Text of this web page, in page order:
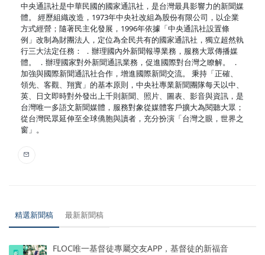
中央通訊社是中華民國的國家通訊社，是台灣最具影響力的新聞媒
體。 經歷組織改造，1973年中央社改組為股份有限公司，以企業
方式經營；隨著民主化發展，1996年依據「中央通訊社設置條
例」改制為財團法人，定位為全民共有的國家通訊社，獨立超然執
行三大法定任務： ．辦理國內外新聞報導業務，服務大眾傳播媒
體。 ．辦理國家對外新聞通訊業務，促進國際對台灣之瞭解。 ．
加強與國際新聞通訊社合作，增進國際新聞交流。 秉持「正確、
領先、客觀、翔實」的基本原則，中央社專業新聞團隊每天以中、
英、日文即時對外發出上千則新聞、照片、圖表、影音與資訊，是
台灣唯一多語文新聞媒體，服務對象從媒體客戶擴大為閱聽大眾；
從台灣民眾延伸至全球僑胞與讀者，充分扮演「台灣之眼，世界之
窗」。
精選新聞稿 最新新聞稿
FLOC唯一基督徒專屬交友APP，基督徒的新福音